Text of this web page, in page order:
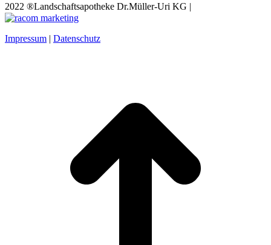
2022 ®Landschaftsapotheke Dr.Müller-Uri KG |
Impressum | Datenschutz